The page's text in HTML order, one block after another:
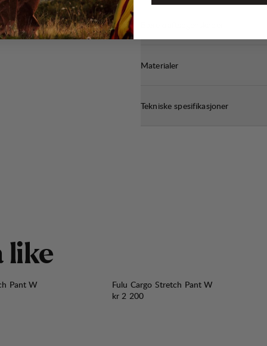
Materialer
Tekniske spesifikasjoner
like
Pant W
Fulu Cargo Stretch Pant W
Pris:
kr 2 200